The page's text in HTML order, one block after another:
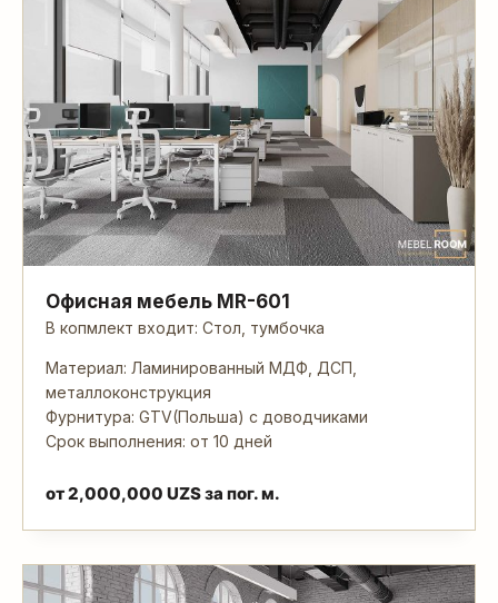
Офисная мебель MR-601
В копмлект входит: Стол, тумбочка
Материал: Ламинированный МДФ, ДСП,
металлоконструкция
Фурнитура: GTV(Польша) с доводчиками
Срок выполнения: от 10 дней
от2,000,000 UZSза пог. м.